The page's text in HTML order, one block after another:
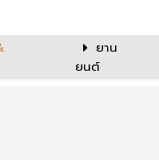
ยาน
ยนต์